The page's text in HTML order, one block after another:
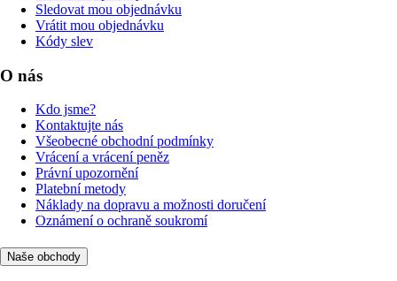
Sledovat mou objednávku
Vrátit mou objednávku
Kódy slev
O nás
Kdo jsme?
Kontaktujte nás
Všeobecné obchodní podmínky
Vrácení a vrácení peněz
Právní upozornění
Platební metody
Náklady na dopravu a možnosti doručení
Oznámení o ochraně soukromí
Naše obchody